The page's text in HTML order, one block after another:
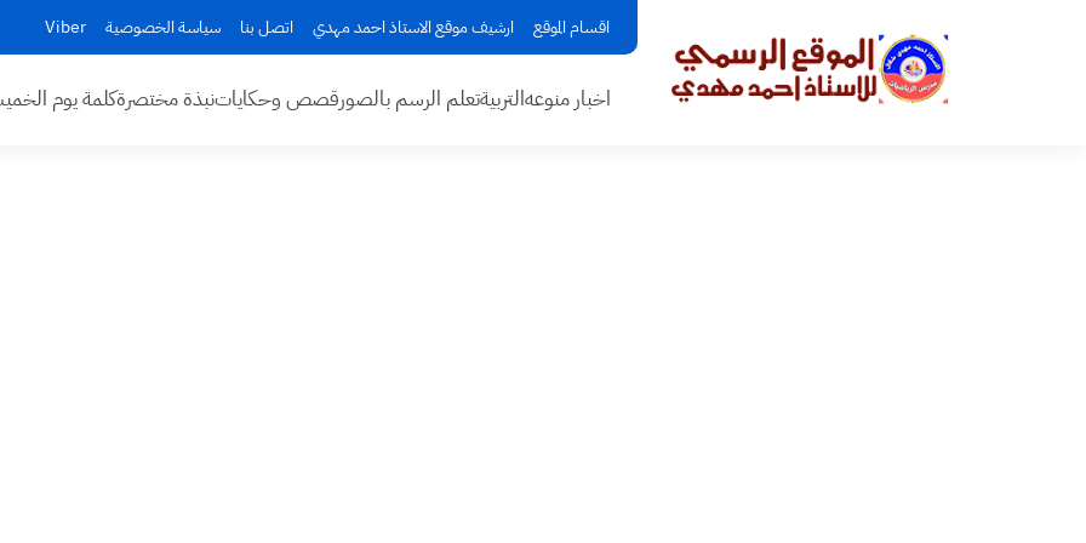
اقسام الموقع ارشيف موقع الاستاذ احمد مهدي اتصل بنا سياسة الخصوصية Viber
اخبار منوعهالتربيةتعلم الرسم بالصورقصص وحكاياتنبذة مختصرةكلمة يوم